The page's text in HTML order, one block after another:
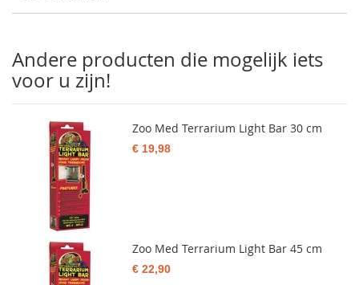
Andere producten die mogelijk iets
voor u zijn!
Zoo Med Terrarium Light Bar 30 cm
€ 19,98
Zoo Med Terrarium Light Bar 45 cm
€ 22,90